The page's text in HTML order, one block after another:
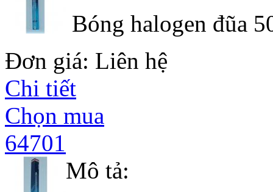
Bóng halogen đũa
Đơn giá: Liên hệ
Chi tiết
Chọn mua
64701
Mô tả: